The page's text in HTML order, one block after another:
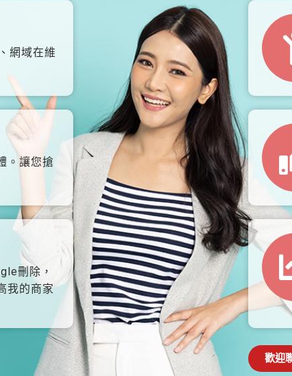
網域在維
。讓您搶
刪除，
我的商家
歡迎